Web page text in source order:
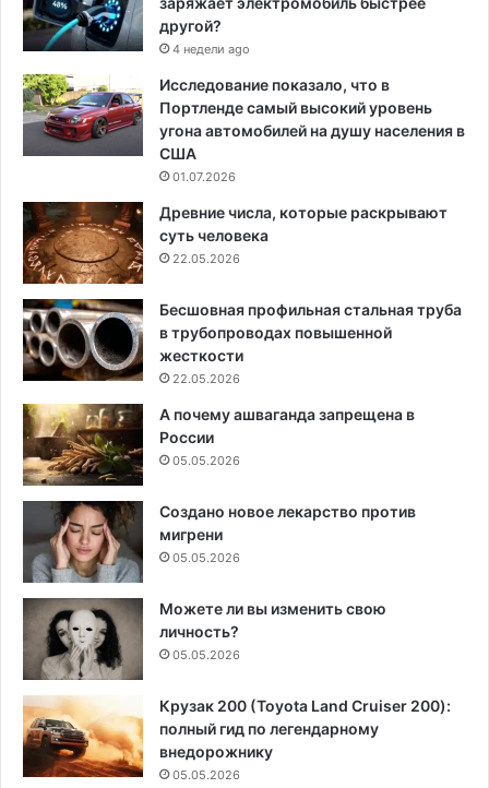
другой?
4 недели ago
Исследование показало, что в
Портленде самый высокий уровень
угона автомобилей на душу населения в
США
01.07.2026
Древние числа, которые раскрывают
суть человека
22.05.2026
Бесшовная профильная стальная труба
в трубопроводах повышенной
жесткости
22.05.2026
А почему ашваганда запрещена в
России
05.05.2026
Создано новое лекарство против
мигрени
05.05.2026
Можете ли вы изменить свою
личность?
05.05.2026
Крузак 200 (Toyota Land Cruiser 200):
полный гид по легендарному
внедорожнику
05.05.2026